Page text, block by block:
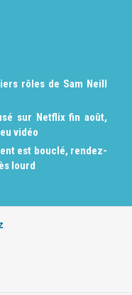
rôles de Sam Neill
sur Netflix fin août,
vidéo
est bouclé, rendez-
lourd